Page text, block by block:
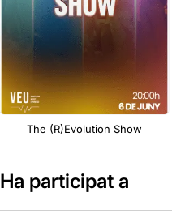
The (R)Evolution Show
Ha participat a